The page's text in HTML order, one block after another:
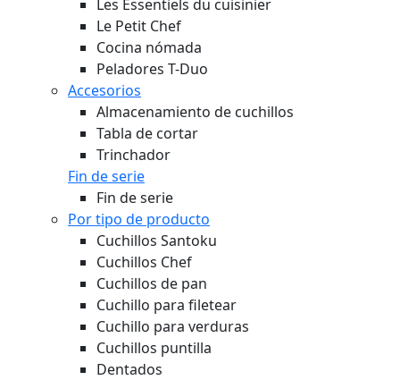
Les Essentiels du cuisinier
Le Petit Chef
Cocina nómada
Peladores T-Duo
Accesorios
Almacenamiento de cuchillos
Tabla de cortar
Trinchador
Fin de serie
Fin de serie
Por tipo de producto
Cuchillos Santoku
Cuchillos Chef
Cuchillos de pan
Cuchillo para filetear
Cuchillo para verduras
Cuchillos puntilla
Dentados